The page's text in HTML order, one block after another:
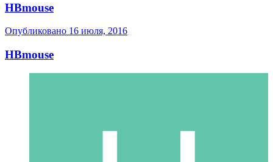
HBmouse
Опубликовано 16 июля, 2016
HBmouse